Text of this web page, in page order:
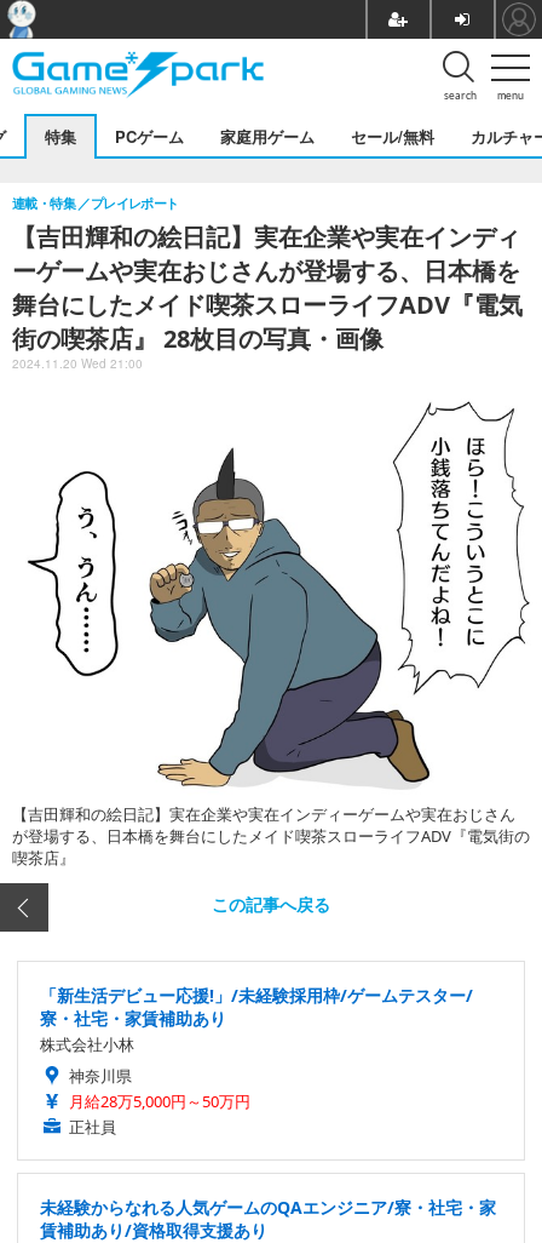
menu
search
特集 PCゲーム 家庭用ゲーム セール/無料 カルチャ
【吉田輝和の絵日記】実在企業や実在インディ
ーゲームや実在おじさんが登場する、日本橋を
舞台にしたメイド喫茶スローライフADV『電気
街の喫茶店』 28枚目の写真・画像
連載・特集 プレイレポート
2024.11.20 Wed 21:00
【吉田輝和の絵日記】実在企業や実在インディーゲームや実在おじさん
が登場する、日本橋を舞台にしたメイド喫茶スローライフADV『電気街の
喫茶店』
この記事へ戻る
「新生活デビュー応援!」/未経験採用枠/ゲームテスター/
寮・社宅・家賃補助あり
株式会社小林
神奈川県
月給28万5,000円～50万円
正社員
未経験からなれる人気ゲームのQAエンジニア/寮・社宅・家
賃補助あり/資格取得支援あり